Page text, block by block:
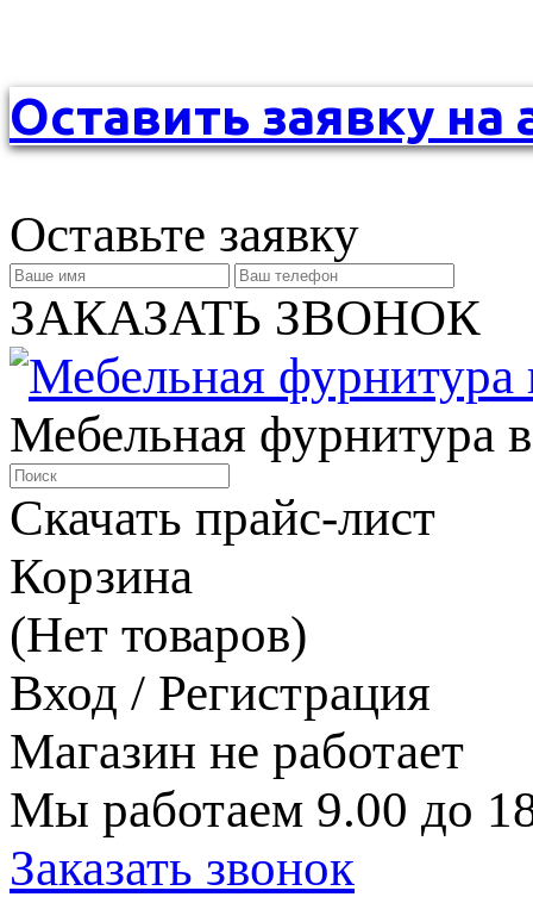
Оставить заявку на
Оставьте заявку
ЗАКАЗАТЬ ЗВОНОК
Мебельная фурнитура
Скачать прайс-лист
Корзина
(Нет товаров)
Вход / Регистрация
Магазин не работает
Мы работаем 9.00 до
Заказать звонок